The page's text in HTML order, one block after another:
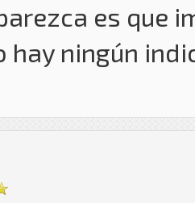
es que
hay ningún